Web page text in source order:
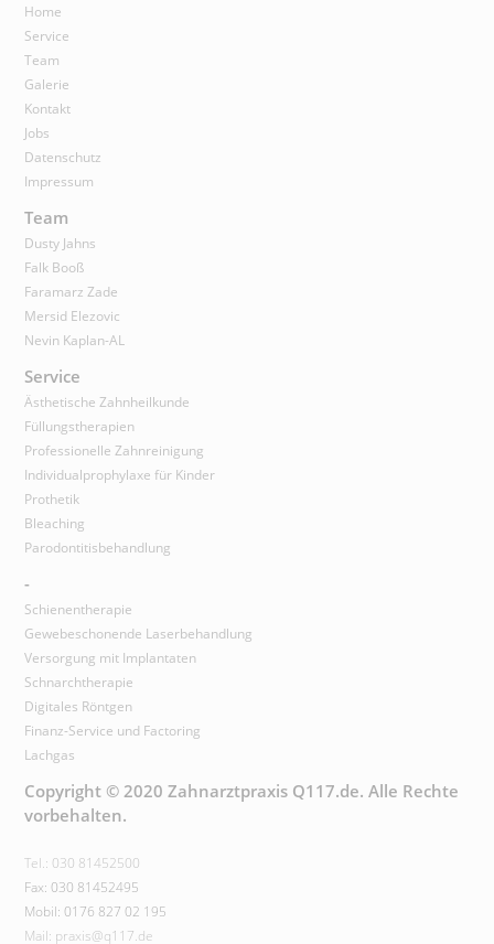
Home
Service
Team
Galerie
Kontakt
Jobs
Datenschutz
Impressum
Team
Dusty Jahns
Falk Booß
Faramarz Zade
Mersid Elezovic
Nevin Kaplan-AL
Service
Ästhetische Zahnheilkunde
Füllungstherapien
Professionelle Zahnreinigung
Individualprophylaxe für Kinder
Prothetik
Bleaching
Parodontitisbehandlung
-
Schienentherapie
Gewebeschonende Laserbehandlung
Versorgung mit Implantaten
Schnarchtherapie
Digitales Röntgen
Finanz-Service und Factoring
Lachgas
Copyright © 2020 Zahnarztpraxis Q117.de. Alle Rechte
vorbehalten.
Tel.: 030 81452500
Fax: 030 81452495
Mobil: 0176 827 02 195
Mail: praxis@q117.de